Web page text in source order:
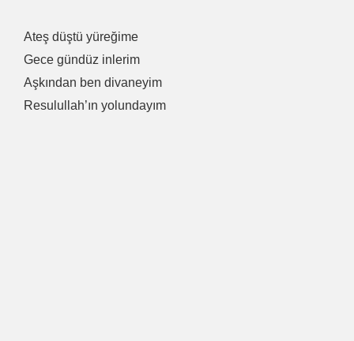
Ateş düştü yüreğime
Gece gündüz inlerim
Aşkından ben divaneyim
Resulullah’ın yolundayım